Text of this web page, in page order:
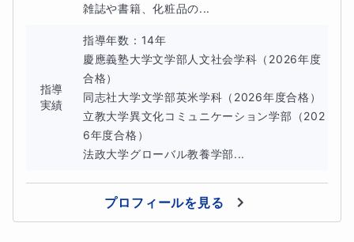
雑誌や書籍、化粧品の...
指導
実績
指導年数：14年
慶應義塾大学文学部人文社会学科（2026年度
合格）
同志社大学文学部英米学科（2026年度合格）
立教大学異文化コミュニケーション学部（202
6年度合格）
法政大学グローバル教養学部...
プロフィールを見る